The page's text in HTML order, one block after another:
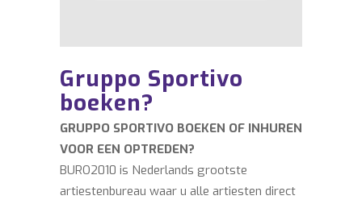
Gruppo Sportivo
boeken?
GRUPPO SPORTIVO BOEKEN OF INHUREN
VOOR EEN OPTREDEN?
BURO2010 is Nederlands grootste
artiestenbureau waar u alle artiesten direct